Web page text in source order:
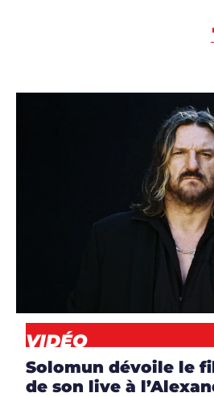
ARTICLES,
DJS,
VIDÉO
VIDÉO
Solomun dévoile le
de son live à